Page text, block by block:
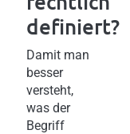
definiert?
Damit man
besser
versteht,
was der
Begriff